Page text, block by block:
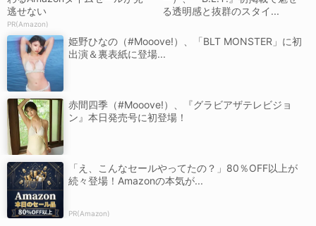
逃せない
PR(Amazon)
る透明感と抜群のスタイ...
姫野ひなの（#Mooove!）、「BLT MONSTER」に初
出演＆裏表紙に登場...
赤間四季（#Mooove!）、『グラビアザテレビジョ
ン』本日発売号に初登場！
「え、こんなセールやってたの？」80％OFF以上が
続々登場！Amazonの本気が...
PR(Amazon)